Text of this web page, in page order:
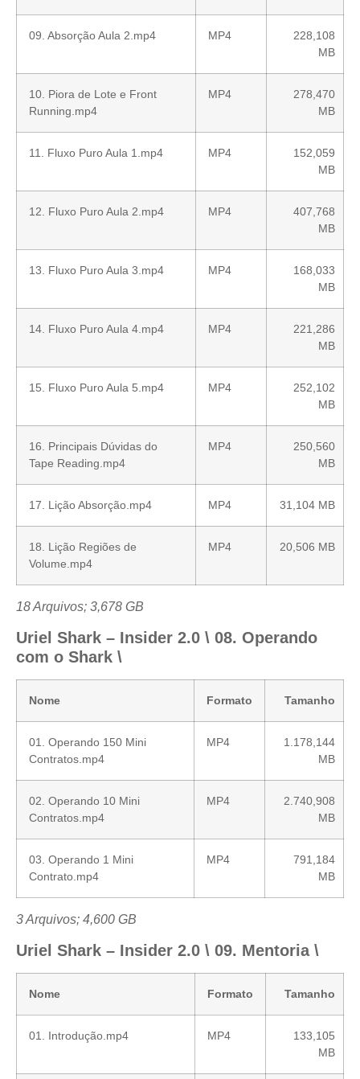
09. Absorção Aula 2.mp4 MP4
228,108
MB
10. Piora de Lote e Front
Running.mp4
MP4
278,470
MB
11. Fluxo Puro Aula 1.mp4 MP4
152,059
MB
12. Fluxo Puro Aula 2.mp4 MP4
407,768
MB
13. Fluxo Puro Aula 3.mp4 MP4
168,033
MB
14. Fluxo Puro Aula 4.mp4 MP4
221,286
MB
15. Fluxo Puro Aula 5.mp4 MP4
252,102
MB
16. Principais Dúvidas do
Tape Reading.mp4
MP4
250,560
MB
17. Lição Absorção.mp4 MP4 31,104 MB
18. Lição Regiões de
Volume.mp4
MP4 20,506 MB
18 Arquivos; 3,678 GB
Uriel Shark – Insider 2.0 \ 08. Operando
com o Shark \
Nome Formato Tamanho
01. Operando 150 Mini
Contratos.mp4
MP4
1.178,144
MB
02. Operando 10 Mini
Contratos.mp4
MP4
2.740,908
MB
03. Operando 1 Mini
Contrato.mp4
MP4
791,184
MB
3 Arquivos; 4,600 GB
Uriel Shark – Insider 2.0 \ 09. Mentoria \
Nome Formato Tamanho
01. Introdução.mp4 MP4
133,105
MB